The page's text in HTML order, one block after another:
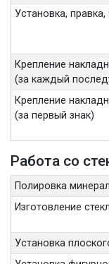
Установка,
Крепление
(за каждый
Крепление
(за первый знак)
Работа со
Полировка
Изготовление
Установка